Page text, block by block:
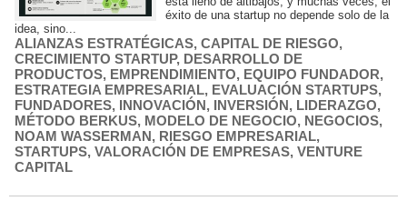
éxito de una startup no depende solo de la
idea, sino...
ALIANZAS ESTRATÉGICAS, CAPITAL DE RIESGO,
CRECIMIENTO STARTUP, DESARROLLO DE
PRODUCTOS, EMPRENDIMIENTO, EQUIPO FUNDADOR,
ESTRATEGIA EMPRESARIAL, EVALUACIÓN STARTUPS,
FUNDADORES, INNOVACIÓN, INVERSIÓN, LIDERAZGO,
MÉTODO BERKUS, MODELO DE NEGOCIO, NEGOCIOS,
NOAM WASSERMAN, RIESGO EMPRESARIAL,
STARTUPS, VALORACIÓN DE EMPRESAS, VENTURE
CAPITAL